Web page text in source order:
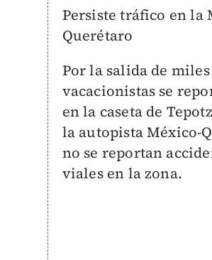
Persiste tráfico en la
Querétaro
Por la salida de miles
vacacionistas se
en la caseta de
la autopista México-
no se reportan
viales en la zona.